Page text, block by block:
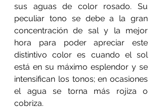
sus aguas de color rosado. Su
peculiar tono se debe a la gran
concentración de sal y la mejor
hora para poder apreciar este
distintivo color es cuando el sol
está en su máximo esplendor y se
intensifican los tonos; en ocasiones
el agua se torna más rojiza o
cobriza.